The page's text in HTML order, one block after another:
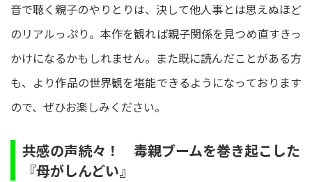
音で聴く親子のやりとりは、決して他人事とは思えぬほど
のリアルっぷり。本作を観れば親子関係を見つめ直すきっ
かけになるかもしれません。また既に読んだことがある方
も、より作品の世界観を堪能できるようになっております
ので、ぜひお楽しみください。
共感の声続々！ 毒親ブームを巻き起こした
『母がしんどい』